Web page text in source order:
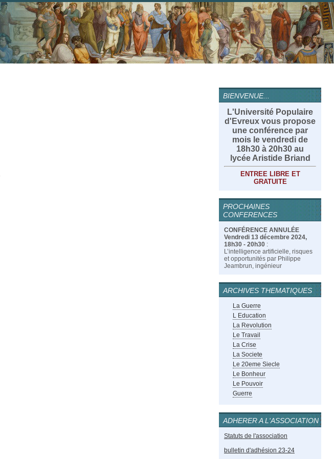
BIENVENUE...
L'Université Populaire
d'Evreux vous propose
une conférence par
mois le vendredi de
18h30 à 20h30 au
lycée Aristide Briand
ENTREE LIBRE ET
GRATUITE
PROCHAINES
CONFERENCES
CONFÉRENCE ANNULÉE
Vendredi 13 décembre 2024,
18h30 - 20h30 :
L’intelligence artificielle, risques
et opportunités par Philippe
Jeambrun, ingénieur
ARCHIVES THEMATIQUES
La Guerre
L Education
La Revolution
Le Travail
La Crise
La Societe
Le 20eme Siecle
Le Bonheur
Le Pouvoir
Guerre
ADHERER A L'ASSOCIATION
Statuts de l'association
bulletin d'adhésion 23-24